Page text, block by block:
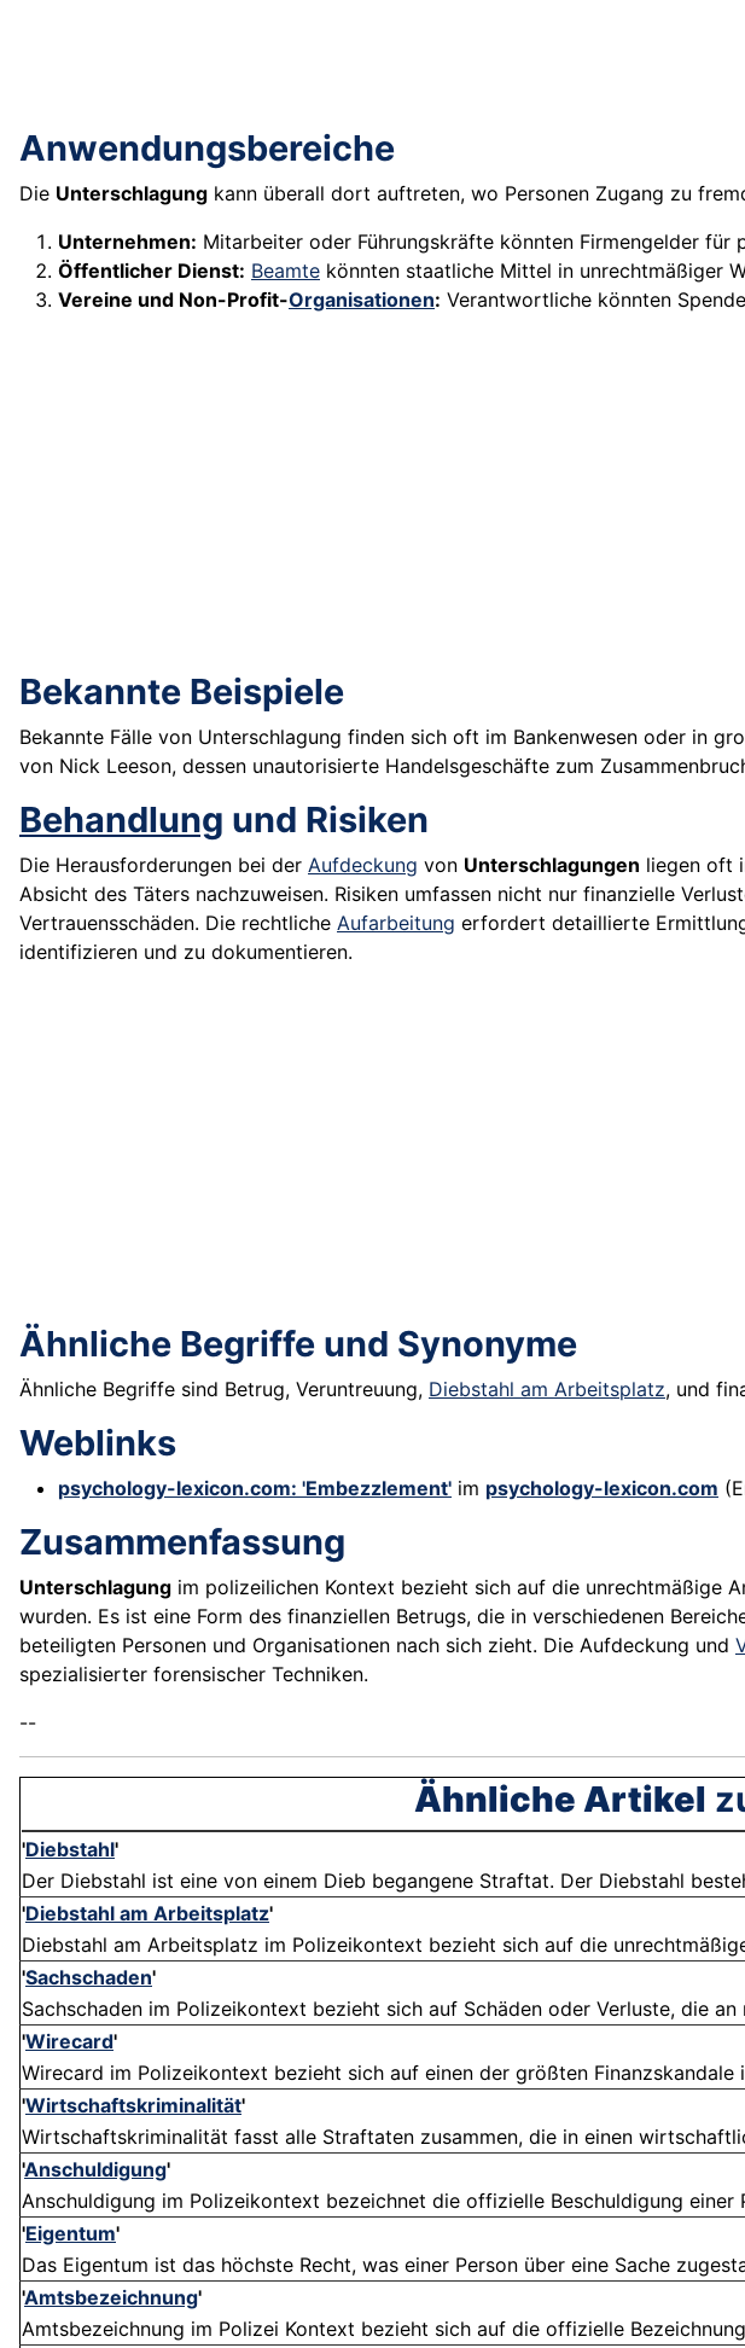
Anwendungsbereiche
Die Unterschlagung kann überall dort auftreten, wo Personen Zugang zu
Unternehmen: Mitarbeiter oder Führungskräfte könnten Firmengelder für
Öffentlicher Dienst: Beamte könnten staatliche Mittel in unrechtmäßiger
Vereine und Non-Profit-Organisationen: Verantwortliche könnten
Bekannte Beispiele
Bekannte Fälle von Unterschlagung finden sich oft im Bankenwesen oder in
von Nick Leeson, dessen unautorisierte Handelsgeschäfte zum
Behandlung und Risiken
Die Herausforderungen bei der Aufdeckung von Unterschlagungen liegen oft
Absicht des Täters nachzuweisen. Risiken umfassen nicht nur finanzielle
Vertrauensschäden. Die rechtliche Aufarbeitung erfordert detaillierte
identifizieren und zu dokumentieren.
Ähnliche Begriffe und Synonyme
Ähnliche Begriffe sind Betrug, Veruntreuung, Diebstahl am Arbeitsplatz, und
Weblinks
psychology-lexicon.com: 'Embezzlement' im psychology-lexicon.com
Zusammenfassung
Unterschlagung im polizeilichen Kontext bezieht sich auf die unrechtmäßige
wurden. Es ist eine Form des finanziellen Betrugs, die in verschiedenen
beteiligten Personen und Organisationen nach sich zieht. Die Aufdeckung und
spezialisierter forensischer Techniken.
--
Ähnliche Artikel
'Diebstahl'
Der Diebstahl ist eine von einem Dieb begangene Straftat. Der Diebstahl
'Diebstahl am Arbeitsplatz'
Diebstahl am Arbeitsplatz im Polizeikontext bezieht sich auf die
'Sachschaden'
Sachschaden im Polizeikontext bezieht sich auf Schäden oder Verluste, die
'Wirecard'
Wirecard im Polizeikontext bezieht sich auf einen der größten Finanzskandale
'Wirtschaftskriminalität'
Wirtschaftskriminalität fasst alle Straftaten zusammen, die in einen
'Anschuldigung'
Anschuldigung im Polizeikontext bezeichnet die offizielle Beschuldigung einer
'Eigentum'
Das Eigentum ist das höchste Recht, was einer Person über eine Sache
'Amtsbezeichnung'
Amtsbezeichnung im Polizei Kontext bezieht sich auf die offizielle